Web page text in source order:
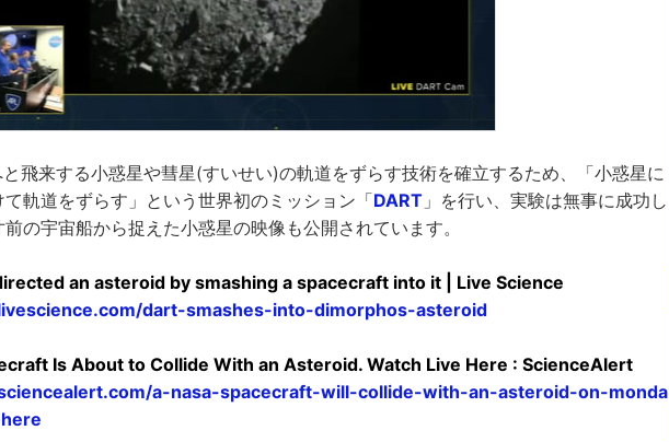
飛来する小惑星や彗星(すいせい)の軌道をずらす技術を確立するため、「小惑星に
軌道をずらす」という世界初のミッション「DART 」を行い、実験は無事に成功し
の宇宙船から捉えた小惑星の映像も公開されています。
an asteroid by smashing a spacecraft into it | Live Science
dart-smashes-into-dimorphos-asteroid
Is About to Collide With an Asteroid. Watch Live Here : ScienceAlert
a-nasa-spacecraft-will-collide-with-an-asteroid-on-monda